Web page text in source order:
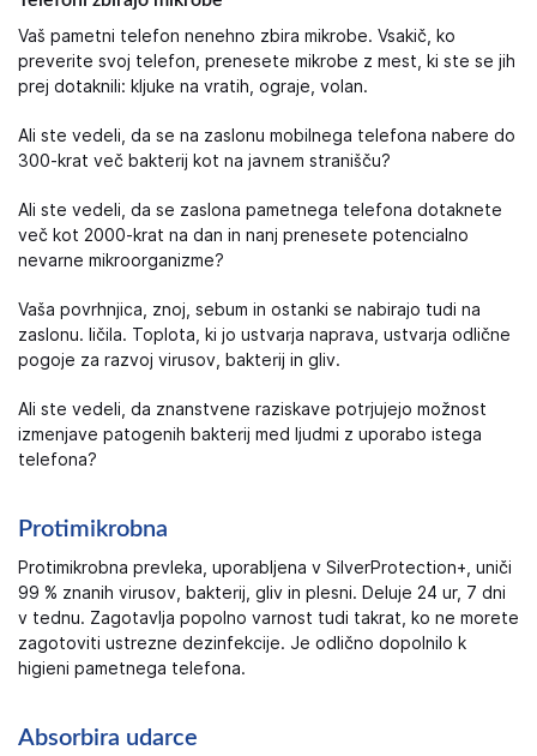
Vaš pametni telefon nenehno zbira mikrobe. Vsakič, ko
preverite svoj telefon, prenesete mikrobe z mest, ki ste se jih
prej dotaknili: kljuke na vratih, ograje, volan.
Ali ste vedeli, da se na zaslonu mobilnega telefona nabere do
300-krat več bakterij kot na javnem stranišču?
Ali ste vedeli, da se zaslona pametnega telefona dotaknete
več kot 2000-krat na dan in nanj prenesete potencialno
nevarne mikroorganizme?
Vaša povrhnjica, znoj, sebum in ostanki se nabirajo tudi na
zaslonu. ličila. Toplota, ki jo ustvarja naprava, ustvarja odlične
pogoje za razvoj virusov, bakterij in gliv.
Ali ste vedeli, da znanstvene raziskave potrjujejo možnost
izmenjave patogenih bakterij med ljudmi z uporabo istega
telefona?
Protimikrobna
Protimikrobna prevleka, uporabljena v SilverProtection+, uniči
99 % znanih virusov, bakterij, gliv in plesni. Deluje 24 ur, 7 dni
v tednu. Zagotavlja popolno varnost tudi takrat, ko ne morete
zagotoviti ustrezne dezinfekcije. Je odlično dopolnilo k
higieni pametnega telefona.
Absorbira udarce